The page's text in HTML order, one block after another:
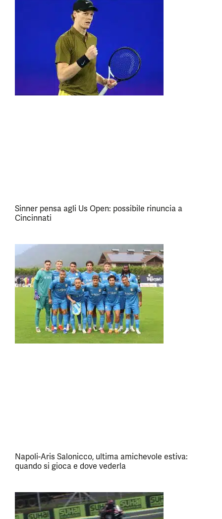
Sinner pensa agli Us Open: possibile rinuncia a
Cincinnati
Napoli-Aris Salonicco, ultima amichevole estiva:
quando si gioca e dove vederla